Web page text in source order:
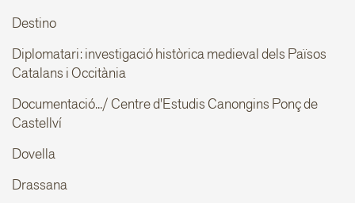
Destino
Diplomatari: investigació històrica medieval dels Països
Catalans i Occitània
Documentació.../ Centre d'Estudis Canongins Ponç de
Castellví
Dovella
Drassana